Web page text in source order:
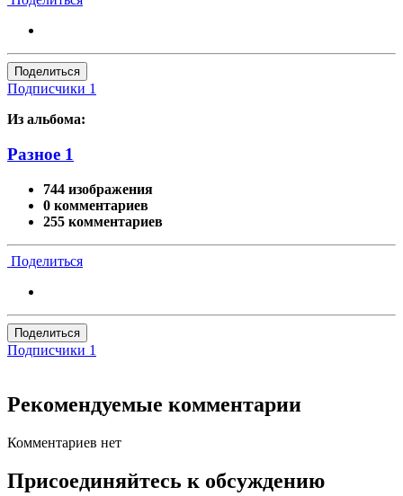
Поделиться
Подписчики 1
Из альбома:
Разное 1
744 изображения
0 комментариев
255 комментариев
Поделиться
Поделиться
Подписчики 1
Рекомендуемые комментарии
Комментариев нет
Присоединяйтесь к обсуждению